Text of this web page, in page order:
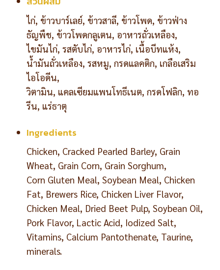
ไก่, ข้าวบาร์เลย์, ข้าวสาลี, ข้าวโพด, ข้าวฟ่าง
ธัญพืช, ข้าวโพดกลูเตน, อาหารถั่วเหลือง,
ไขมันไก่, รสตับไก่, อาหารไก่, เนื้อบีทแห้ง,
น้ำมันถั่วเหลือง, รสหมู, กรดแลคติก, เกลือเสริม
ไอโอดีน,
วิตามิน, แคลเซียมแพนโทธีเนต, กรดโฟลิก, ทอ
รีน, แร่ธาตุ
Ingredients
Chicken, Cracked Pearled Barley, Grain
Wheat, Grain Corn, Grain Sorghum,
Corn Gluten Meal, Soybean Meal, Chicken
Fat, Brewers Rice, Chicken Liver Flavor,
Chicken Meal, Dried Beet Pulp, Soybean Oil,
Pork Flavor, Lactic Acid, Iodized Salt,
Vitamins, Calcium Pantothenate, Taurine,
minerals.